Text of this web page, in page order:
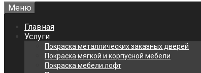
Меню
Главная
Услуги
Покраска металлических заказных дверей
Покраска мягкой и корпусной мебели
Покраска мебели лофт